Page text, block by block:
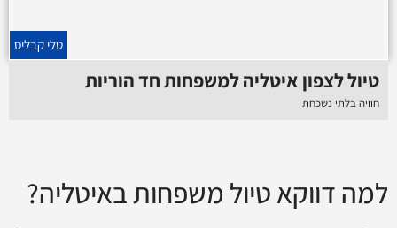
טלי קבליס
טיול לצפון איטליה למשפחות חד הוריות
חוויה בלתי נשכחת
למה דווקא טיול משפחות באיטליה?